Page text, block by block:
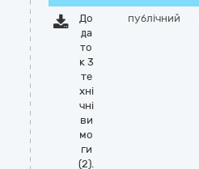
До
да
то
к 3
те
хні
чні
ви
мо
ги
(2).
публічний